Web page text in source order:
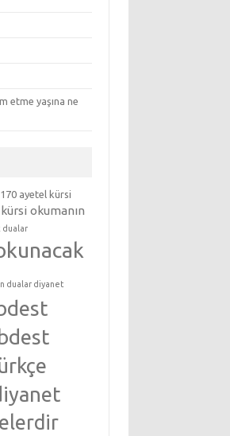
etme yaşına ne
170 ayetel kürsi
okumanın
dualar
dualar diyanet